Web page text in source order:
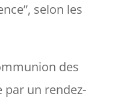
”, selon les
des
par un rendez-